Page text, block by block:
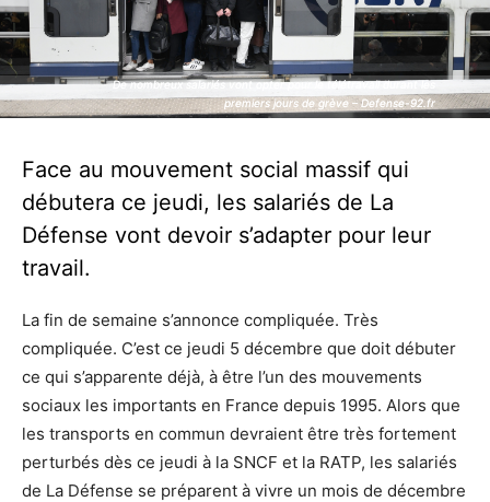
De nombreux salariés vont opter pour le télétravail durant les
premiers jours de grève – Defense-92.fr
De nombreux salariés vont opter pour le télétravail durant les
premiers jours de grève – Defense-92.fr
Face au mouvement social massif qui
débutera ce jeudi, les salariés de La
Défense vont devoir s’adapter pour leur
travail.
La fin de semaine s’annonce compliquée. Très
compliquée. C’est ce jeudi 5 décembre que doit débuter
ce qui s’apparente déjà, à être l’un des mouvements
sociaux les importants en France depuis 1995. Alors que
les transports en commun devraient être très fortement
perturbés dès ce jeudi à la SNCF et la RATP, les salariés
de La Défense se préparent à vivre un mois de décembre